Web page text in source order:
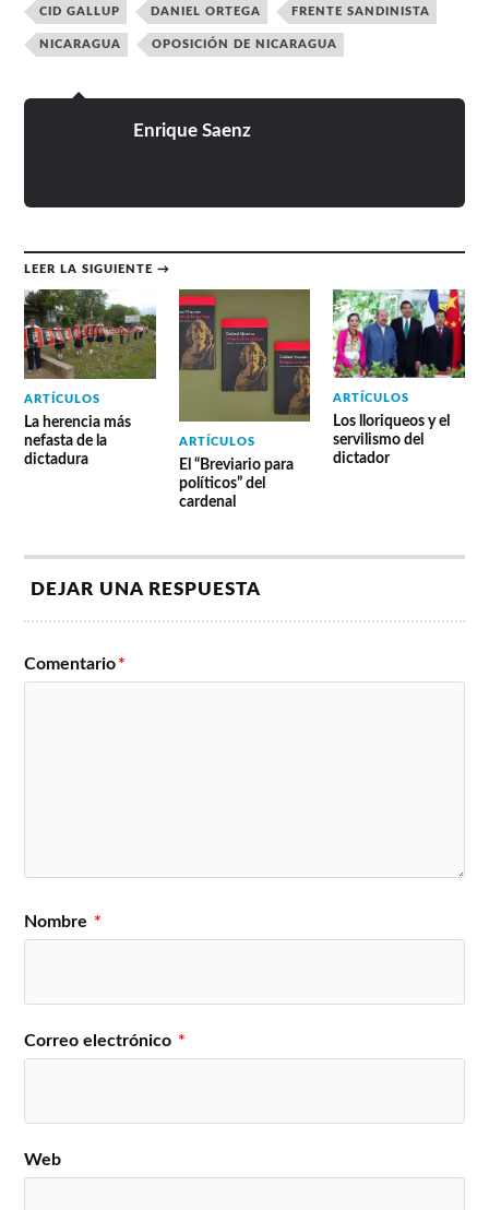
CID GALLUP DANIEL ORTEGA FRENTE SANDINISTA
NICARAGUA OPOSICIÓN DE NICARAGUA
Enrique Saenz
LEER LA SIGUIENTE →
ARTÍCULOS
La herencia más
nefasta de la
dictadura
ARTÍCULOS
El “Breviario para
políticos” del
cardenal
ARTÍCULOS
Los lloriqueos y el
servilismo del
dictador
DEJAR UNA RESPUESTA
Comentario*
Nombre *
Correo electrónico *
Web